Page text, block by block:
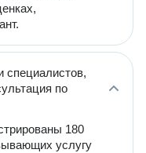
специалистов,
по
180
услугу